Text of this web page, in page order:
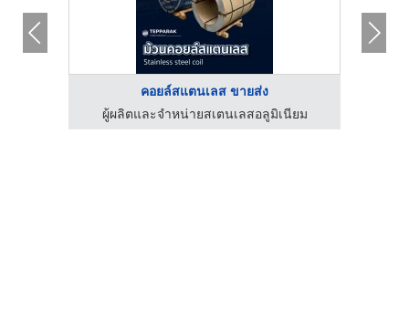
คอยล์สแตนเลส ขายส่ง
ผู้ผลิตและจำหน่ายสเตนเลสอลูมิเนียม